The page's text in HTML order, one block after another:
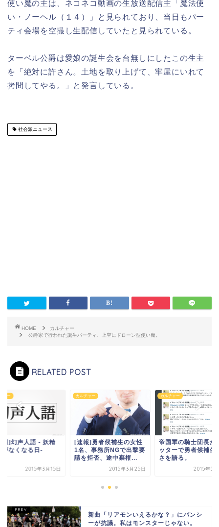
使い魔の主は、ネコネコ動画の生放送配信主「魔法使
い・ノーヘル（１４）」と見られており、当日もパー
ティ会場を空撮し生配信していたと見られている。
ターベル公爵は愛娘の誕生会を台無しにしたこの生主
を「絶対に許さん。土地を取り上げて、牢屋にいれて
拷問してやる。」と発言している。
社会派ニュース
HOME
カルチャー
公爵家で行われた誕生パーティ、上空にドローン型使い魔。
RELATED POST
ャー
回]幻声人語 - 妖精
がなくなる日-
2015年3月15日
カルチャー
[速報]勇者候補生の女性
1名、事務所NGで出撃要
請を拒否、途中棄権...
2015年3月25日
カルチャー
帝国軍の騎士団長が
ッターで勇者候補生
さを語る。
2015年5
新曲「リアモンいえるかな？」にバンシ
ーが抗議。私はモンスターじゃない。